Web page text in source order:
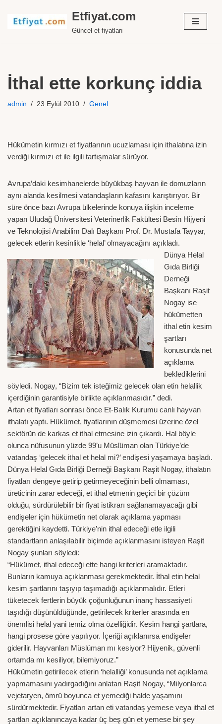
İçeriğe
Etfiyat.com
Güncel et fiyatları
İthal ette korkunç iddia
admin 23 Eylül 2010 Genel
Hükümetin kırmızı et fiyatlarının ucuzlaması için ithalatına izin
verdiği kırmızı et ile ilgili tartışmalar sürüyor.
Avrupa’daki kesimhanelerde büyükbaş hayvan ile domuzların
aynı alanda kesilmesi vatandaşların kafasını karıştırıyor. Bir
süre önce bazı Avrupa ülkelerinde konuya ilişkin inceleme
yapan Uludağ Üniversitesi Veterinerlik Fakültesi Besin Hijyeni
ve Teknolojisi Anabilim Dalı Başkanı Prof. Dr. Mustafa Tayyar,
gelecek etlerin kesinlikle ‘helal’ olmayacağını açıkladı.
Dünya Helal
Gıda Birliği
Derneği
Başkanı Raşit
Nogay ise
hükümetten
ithal etin kesim
şartları
konusunda net
açıklama
beklediklerini
söyledi. Nogay, “Bizim tek isteğimiz gelecek olan etin helallik
içerdiğinin garantisiyle birlikte açıklanmasıdır.” dedi.
Artan et fiyatları sonrası önce Et-Balık Kurumu canlı hayvan
ithalatı yaptı. Hükümet, fiyatlarının düşmemesi üzerine özel
sektörün de karkas et ithal etmesine izin çıkardı. Hal böyle
olunca nüfusunun yüzde 99’u Müslüman olan Türkiye’de
vatandaş ‘gelecek ithal et helal mi?’ endişesi yaşamaya başladı.
Dünya Helal Gıda Birliği Derneği Başkanı Raşit Nogay, ithalatın
fiyatları dengeye getirip getirmeyeceğinin belli olmaması,
üreticinin zarar edeceği, et ithal etmenin geçici bir çözüm
olduğu, sürdürülebilir bir fiyat istikrarı sağlanamayacağı gibi
endişeler için hükümetin net olarak açıklama yapması
gerektiğini kaydetti. Türkiye’nin ithal edeceği etle ilgili
standartların anlaşılabilir biçimde açıklanmasını isteyen Raşit
Nogay şunları söyledi:
“Hükümet, ithal edeceği ette hangi kriterleri aramaktadır.
Bunların kamuya açıklanması gerekmektedir. İthal etin helal
kesim şartlarını taşıyıp taşımadığı açıklanmalıdır. Etleri
tüketecek fertlerin büyük çoğunluğunun inanç hassasiyeti
taşıdığı düşünüldüğünde, getirilecek kriterler arasında en
önemlisi helal yani temiz olma özelliğidir. Kesim hangi şartlara,
hangi prosese göre yapılıyor. İçeriği açıklanırsa endişeler
giderilir. Hayvanları Müslüman mı kesiyor? Hijyenik, güvenli
ortamda mı kesiliyor, bilemiyoruz.”
Hükümetin getirilecek etlerin ‘helalliği’ konusunda net açıklama
yapmamasını yadırgadığını anlatan Raşit Nogay, “Milyonlarca
vejetaryen, ömrü boyunca et yemediği halde yaşamını
sürdürmektedir. Fiyatları artan eti vatandaş yemese veya ithal et
şartları açıklanıncaya kadar üç beş gün et yemese bir şey